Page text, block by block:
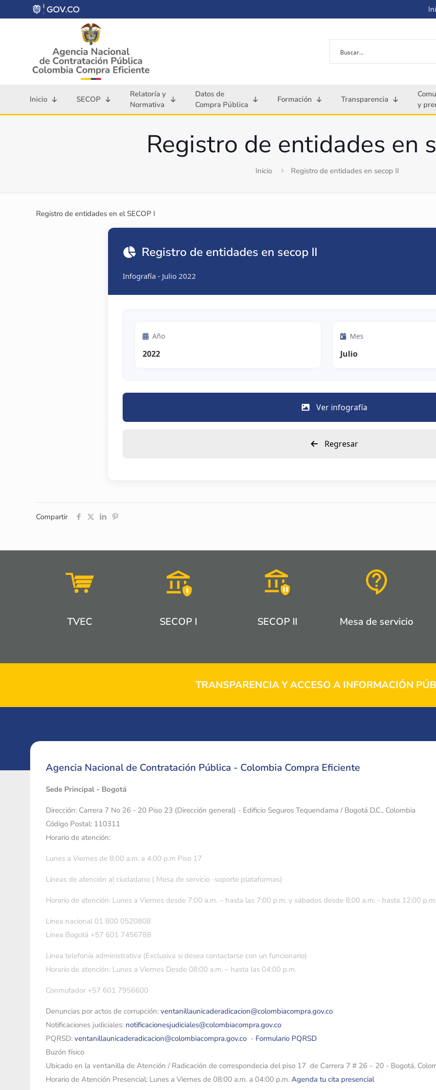
Inicio SECOP
Relatoría y
Normativa
Datos de
Compra Pública
Formación Transparencia
y
Registro de entidades en
Inicio Registro de entidades en secop II
Registro de entidades en el SECOP I
Registro de entidades en secop II
Infografía - Julio 2022
Año
2022
Mes
Julio
Ver infografía
Regresar
Compartir
TVEC SECOP I SECOP II Mesa de servicio
TRANSPARENCIA Y ACCESO A INFORMACIÓN
Agencia Nacional de Contratación Pública - Colombia Compra Eficiente
Sede Principal - Bogotá
Dirección: Carrera 7 No 26 - 20 Piso 23 (Dirección general) - Edificio Seguros Tequendama / Bogotá D.C., Colombia
Código Postal: 110311
Horario de atención:
Lunes a Viernes de 8:00 a.m. a 4:00 p.m Piso 17
Líneas de atención al ciudadano ( Mesa de servicio -soporte plataformas)
Horario de atención: Lunes a Viernes desde 7:00 a.m. – hasta las 7:00 p.m. y sábados desde 8:00 a.m. - hasta 12:00 p.m.
Linea nacional 01 800 0520808
Linea Bogotá +57 601 7456788
Linea telefonía administrativa (Exclusiva si desea contactarse con un funcionario)
Horario de atención: Lunes a Viernes Desde 08:00 a.m. – hasta las 04:00 p.m.
Conmutador +57 601 7956600
Denuncias por actos de corrupción: ventanillaunicaderadicacion@colombiacompra.gov.co
Notificaciones judiciales: notificacionesjudiciales@colombiacompra.gov.co
PQRSD: ventanillaunicaderadicacion@colombiacompra.gov.co - Formulario PQRSD
Buzón físico
Ubicado en la ventanilla de Atención / Radicación de correspondecia del piso 17 de Carrera 7 # 26 – 20 - Bogotá,
Horario de Atención Presencial: Lunes a Viernes de 08:00 a.m. a 04:00 p.m. Agenda tu cita presencial